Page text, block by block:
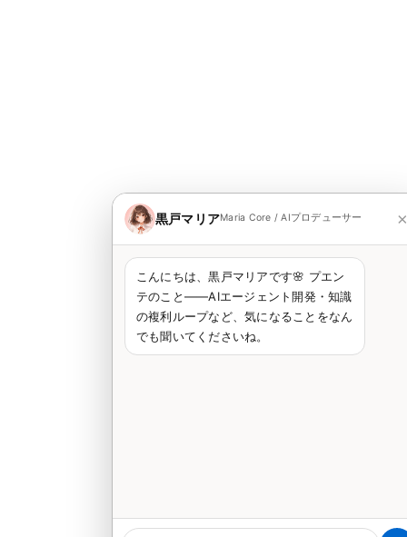
黒戸マリアMaria Core / AIプロデューサー ×
こんにちは、黒戸マリアです🌸 プエン
テのこと——AIエージェント開発・知識
の複利ループなど、気になることをなん
でも聞いてくださいね。